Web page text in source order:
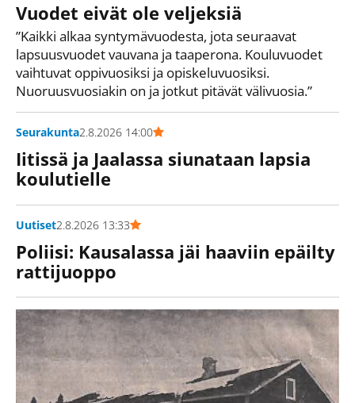
Vuodet eivät ole veljeksiä
Kaikki alkaa syntymävuodesta, jota seuraavat
lapsuusvuodet vauvana ja taaperona. Kouluvuodet
vaihtuvat oppivuosiksi ja opiskeluvuosiksi.
Nuoruusvuosiakin on ja jotkut pitävät välivuosia.
Seurakunta2.8.2026 14:00
Iitissä ja Jaalassa siunataan lapsia
koulutielle
Uutiset2.8.2026 13:33
Poliisi: Kausalassa jäi haaviin epäilty
rattijuoppo